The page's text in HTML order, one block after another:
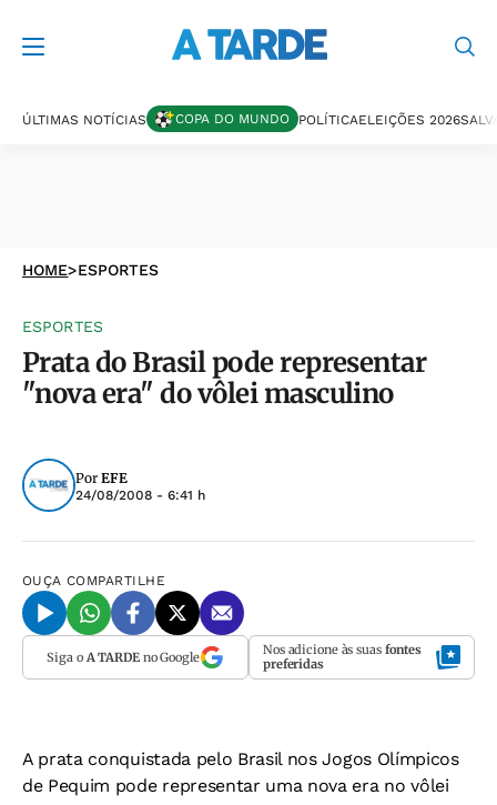
ÚLTIMAS NOTÍCIAS COPA DO MUNDO POLÍTICAELEIÇÕES 2026
HOME>ESPORTES
ESPORTES
Prata do Brasil pode representar
"nova era" do vôlei masculino
Por EFE
24/08/2008 - 6:41 h
OUÇA COMPARTILHE
Siga o A TARDEno Google Nos adicione às suas fontes
preferidas
A prata conquistada pelo Brasil nos Jogos Olímpicos
de Pequim pode representar uma nova era no vôlei